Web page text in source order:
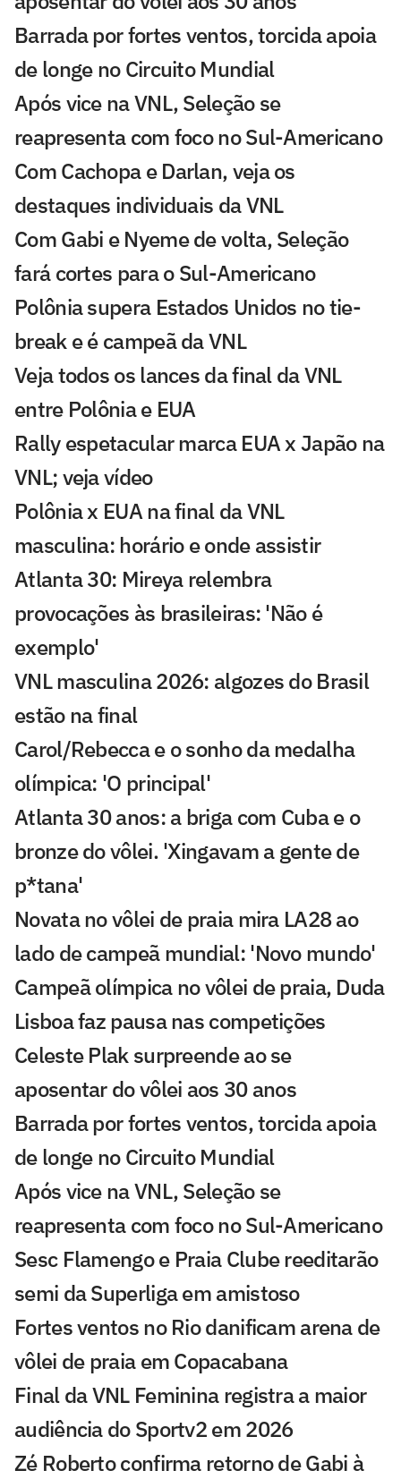
Barrada por fortes ventos, torcida apoia
de longe no Circuito Mundial
Após vice na VNL, Seleção se
reapresenta com foco no Sul-Americano
Com Cachopa e Darlan, veja os
destaques individuais da VNL
Com Gabi e Nyeme de volta, Seleção
fará cortes para o Sul-Americano
Polônia supera Estados Unidos no tie-
break e é campeã da VNL
Veja todos os lances da final da VNL
entre Polônia e EUA
Rally espetacular marca EUA x Japão na
VNL; veja vídeo
Polônia x EUA na final da VNL
masculina: horário e onde assistir
Atlanta 30: Mireya relembra
provocações às brasileiras: 'Não é
exemplo'
VNL masculina 2026: algozes do Brasil
estão na final
Carol/Rebecca e o sonho da medalha
olímpica: 'O principal'
Atlanta 30 anos: a briga com Cuba e o
bronze do vôlei. 'Xingavam a gente de
p*tana'
Novata no vôlei de praia mira LA28 ao
lado de campeã mundial: 'Novo mundo'
Campeã olímpica no vôlei de praia, Duda
Lisboa faz pausa nas competições
Celeste Plak surpreende ao se
aposentar do vôlei aos 30 anos
Barrada por fortes ventos, torcida apoia
de longe no Circuito Mundial
Após vice na VNL, Seleção se
reapresenta com foco no Sul-Americano
Sesc Flamengo e Praia Clube reeditarão
semi da Superliga em amistoso
Fortes ventos no Rio danificam arena de
vôlei de praia em Copacabana
Final da VNL Feminina registra a maior
audiência do Sportv2 em 2026
Zé Roberto confirma retorno de Gabi à